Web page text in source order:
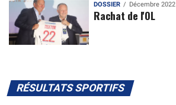
DOSSIER Décembre 2022
Rachat de l'OL
RÉSULTATS SPORTIFS